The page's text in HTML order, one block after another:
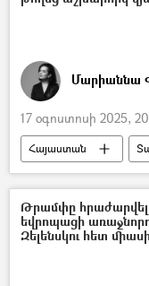
Մարիաննա
17 օգոստոսի 2025,
Հայաստան
ճգնավոր
Հեղինակներ
Թրամփը հրաժարվել
եվրոպացի
Զելենսկու հետ